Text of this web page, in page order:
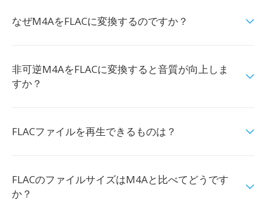
なぜM4AをFLACに変換するのですか？
非可逆M4AをFLACに変換すると音質が向上しま
すか？
FLACファイルを再生できるものは？
FLACのファイルサイズはM4Aと比べてどうです
か？